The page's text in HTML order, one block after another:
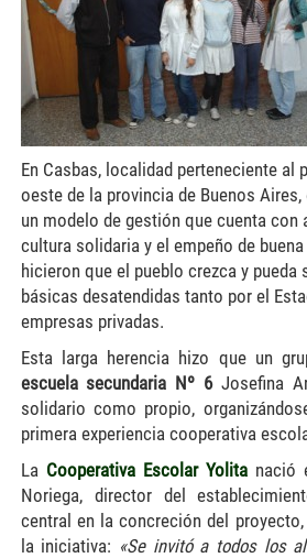
En Casbas, localidad perteneciente al
oeste de la provincia de Buenos
un modelo de gestión que cuenta con
cultura solidaria y el empeño de
hicieron que el pueblo crezca y pueda
básicas desatendidas tanto por el
empresas privadas.
Esta larga herencia hizo que un
escuela secundaria Nº 6Josefina
solidario como propio,
primera experiencia cooperativa
La Cooperativa Escolar Yolita nació
Noriega, director del
central en la concreción del
la iniciativa: «Se invitó a todos los